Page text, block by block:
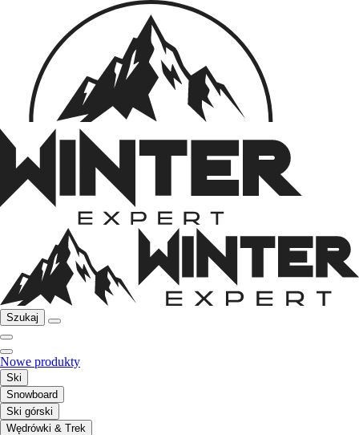
Szukaj
Nowe produkty
Ski
Snowboard
Ski górski
Wędrówki & Trek